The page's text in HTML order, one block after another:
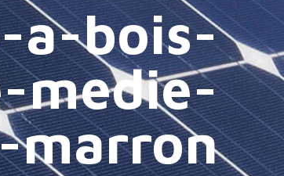
a-bois-
medie-
marron